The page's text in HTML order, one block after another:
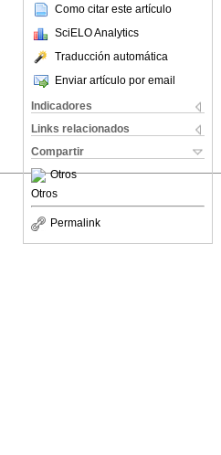
Como citar este artículo
SciELO Analytics
Traducción automática
Enviar artículo por email
Indicadores
Links relacionados
Compartir
Otros
Otros
Permalink